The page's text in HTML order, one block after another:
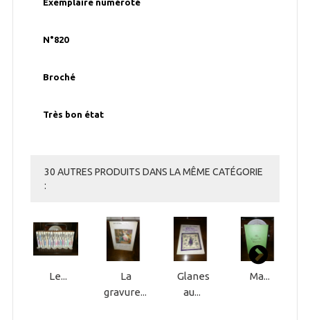
Exemplaire numéroté
N°820
Broché
Très bon état
30 AUTRES PRODUITS DANS LA MÊME CATÉGORIE
:
Le...
La
gravure...
Glanes
au...
Ma...